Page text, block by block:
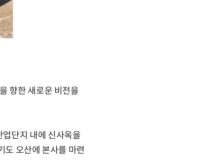
향한 새로운 비전을
단지 내에 신사옥을
도 오산에 본사를 마련